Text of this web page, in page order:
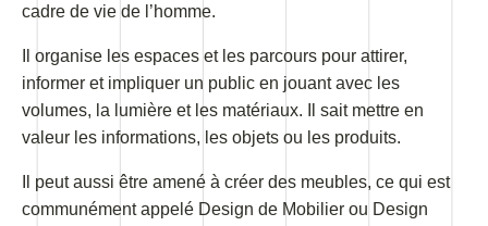
cadre de vie de l’homme.
Il organise les espaces et les parcours pour attirer,
informer et impliquer un public en jouant avec les
volumes, la lumière et les matériaux. Il sait mettre en
valeur les informations, les objets ou les produits.
Il peut aussi être amené à créer des meubles, ce qui est
communément appelé Design de Mobilier ou Design